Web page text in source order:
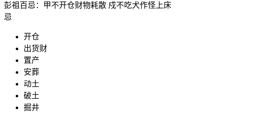
彭祖百忌：甲不开仓财物耗散 戍不吃犬作怪上床
忌
开仓
出货财
置产
安葬
动土
破土
掘井